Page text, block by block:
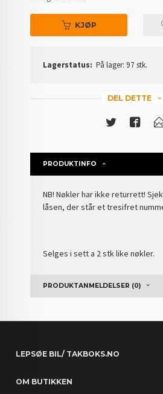
KJØP
Lagerstatus: På lager: 97 stk.
DEL DETTE
PRODUKTINFO
NB! Nøkler har ikke returrett!
låsen, der står et tresifret
Selges i sett a 2 stk like nøkler.
PRODUKTANMELDELSER (0)
LEPSØE BIL/ TAKBOKS.NO
OM BUTIKKEN